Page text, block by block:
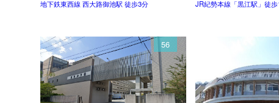
地下鉄東西線 西大路御池駅 徒歩3分
JR紀勢本線「黒江駅」徒
56